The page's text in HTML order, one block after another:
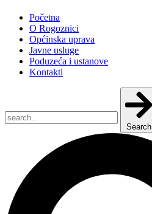
Početna
O Rogoznici
Općinska uprava
Javne usluge
Poduzeća i ustanove
Kontakti
Search